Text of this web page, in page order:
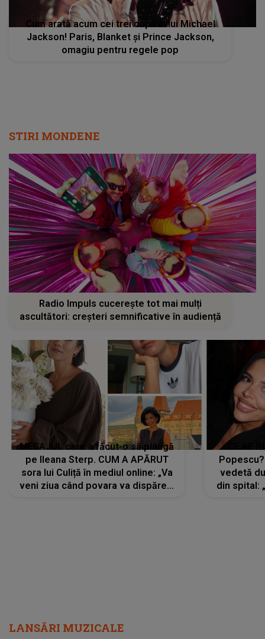
Cum arată acum cei trei copii ai lui Michael
Jackson! Paris, Blanket și Prince Jackson,
omagiu pentru regele pop
STIRI MONDENE
Radio Impuls cucerește tot mai mulți
ascultători: creșteri semnificative în audiență
MESAJUL care a făcut-o să plângă
pe Ileana Sterp. CUM A APĂRUT
sora lui Culiță în mediul online: „Va
veni ziua când povara va dispărea,
vedetă
din spital:
LANSĂRI MUZICALE